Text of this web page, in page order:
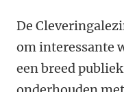
De
om interessante
een breed